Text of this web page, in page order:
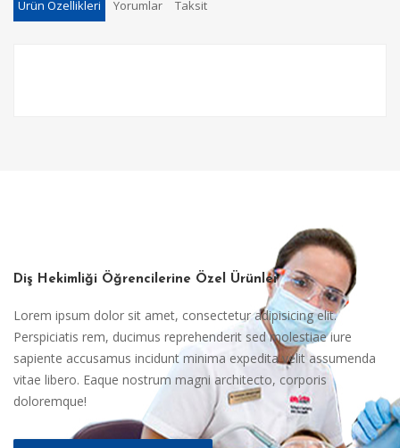
Ürün Özellikleri Yorumlar Taksit
Diş Hekimliği Öğrencilerine Özel Ürünler
Lorem ipsum dolor sit amet, consectetur adipisicing elit.
Perspiciatis rem, ducimus reprehenderit sed molestiae iure
sapiente accusamus incidunt minima expedita velit assumenda
vitae libero. Eaque nostrum magni architecto, corporis
doloremque!